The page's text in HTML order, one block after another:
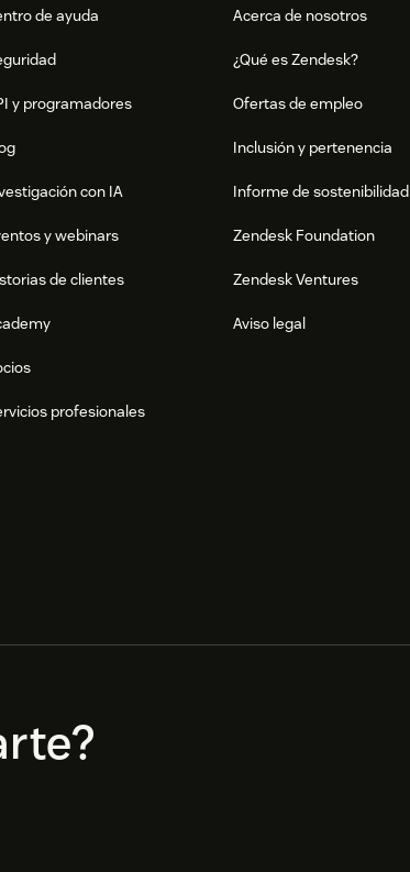
de ayuda
y programadores
con IA
y webinars
de clientes
profesionales
Acerca de nosotros
¿Qué es Zendesk?
Ofertas de empleo
Inclusión y pertenencia
Informe de sostenibilidad
Zendesk Foundation
Zendesk Ventures
Aviso legal